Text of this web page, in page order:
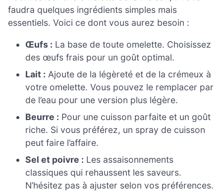
faudra quelques ingrédients simples mais
essentiels. Voici ce dont vous aurez besoin :
Œufs : La base de toute omelette. Choisissez
des œufs frais pour un goût optimal.
Lait : Ajoute de la légèreté et de la crémeux à
votre omelette. Vous pouvez le remplacer par
de l’eau pour une version plus légère.
Beurre : Pour une cuisson parfaite et un goût
riche. Si vous préférez, un spray de cuisson
peut faire l’affaire.
Sel et poivre : Les assaisonnements
classiques qui rehaussent les saveurs.
N’hésitez pas à ajuster selon vos préférences.